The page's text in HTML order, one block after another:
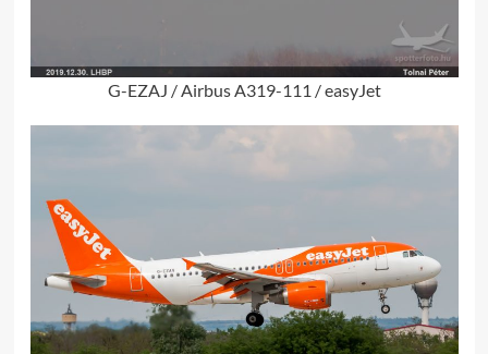
G-EZAJ / Airbus A319-111 / easyJet